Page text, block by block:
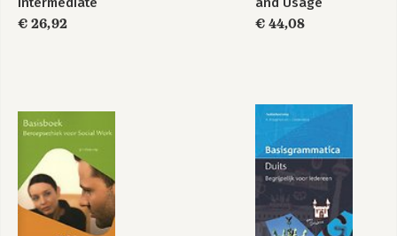
Practice File &
Practice File CD
€ 26,92
€ 44,08